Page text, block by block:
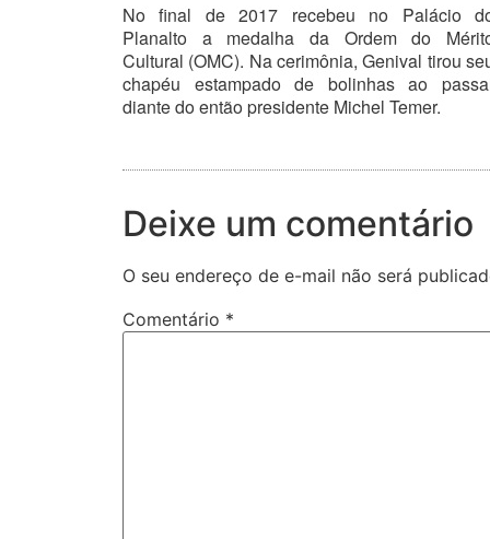
No final de 2017 recebeu no Palácio
Planalto a medalha da Ordem do
Cultural (OMC). Na cerimônia, Genival tirou
chapéu estampado de bolinhas ao
diante do então presidente Michel Temer.
Deixe um comentário
O seu endereço de e-mail não será
Comentário *